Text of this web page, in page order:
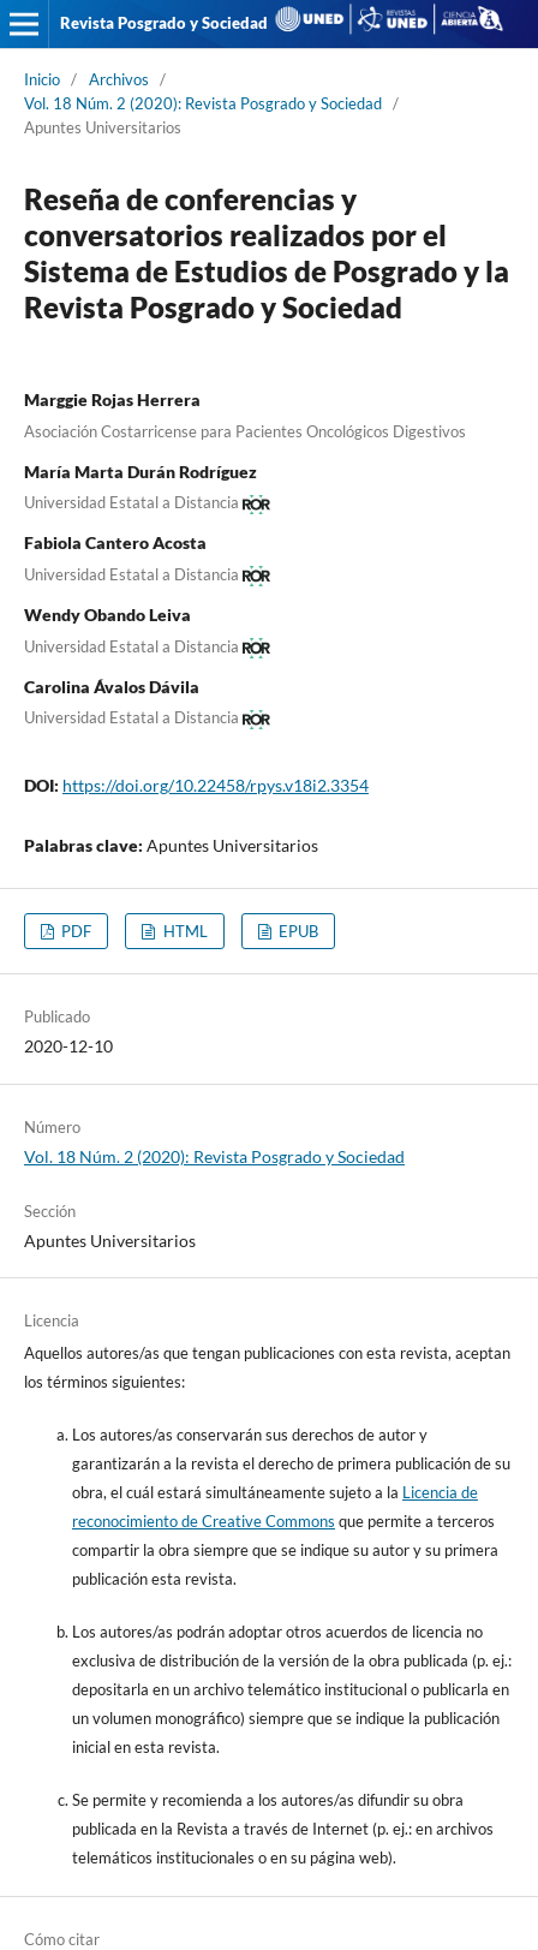
Revista Posgrado y Sociedad
Inicio / Archivos
/
Vol. 18 Núm. 2 (2020): Revista Posgrado y Sociedad /
Apuntes Universitarios
Reseña de conferencias y
conversatorios realizados por el
Sistema de Estudios de Posgrado y la
Revista Posgrado y Sociedad
Marggie Rojas Herrera
Asociación Costarricense para Pacientes Oncológicos Digestivos
María Marta Durán Rodríguez
Universidad Estatal a Distancia
Fabiola Cantero Acosta
Universidad Estatal a Distancia
Wendy Obando Leiva
Universidad Estatal a Distancia
Carolina Ávalos Dávila
Universidad Estatal a Distancia
DOI: https://doi.org/10.22458/rpys.v18i2.3354
Palabras clave: Apuntes Universitarios
PDF HTML EPUB
Publicado
2020-12-10
Número
Vol. 18 Núm. 2 (2020): Revista Posgrado y Sociedad
Sección
Apuntes Universitarios
Licencia
Aquellos autores/as que tengan publicaciones con esta revista, aceptan
los términos siguientes:
Los autores/as conservarán sus derechos de autor y
garantizarán a la revista el derecho de primera publicación de su
obra, el cuál estará simultáneamente sujeto a la Licencia de
reconocimiento de Creative Commons que permite a terceros
compartir la obra siempre que se indique su autor y su primera
publicación esta revista.
Los autores/as podrán adoptar otros acuerdos de licencia no
exclusiva de distribución de la versión de la obra publicada (p. ej.:
depositarla en un archivo telemático institucional o publicarla en
un volumen monográfico) siempre que se indique la publicación
inicial en esta revista.
Se permite y recomienda a los autores/as difundir su obra
publicada en la Revista a través de Internet (p. ej.: en archivos
telemáticos institucionales o en su página web).
Cómo citar